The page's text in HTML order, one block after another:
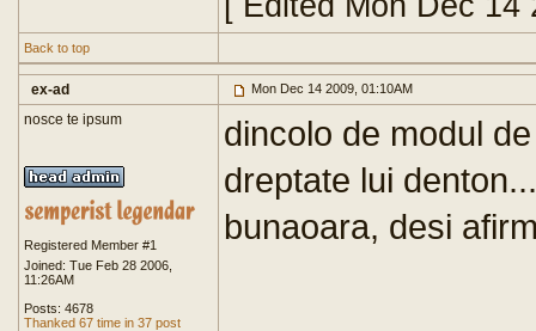
Back to top
ex-ad Mon Dec 14 2009, 01:10AM
nosce te ipsum
Registered Member #1
Joined: Tue Feb 28 2006,
11:26AM
Posts: 4678
Thanked 67 time in 37 post
dincolo de modul
dreptate lui
bunaoara, desi